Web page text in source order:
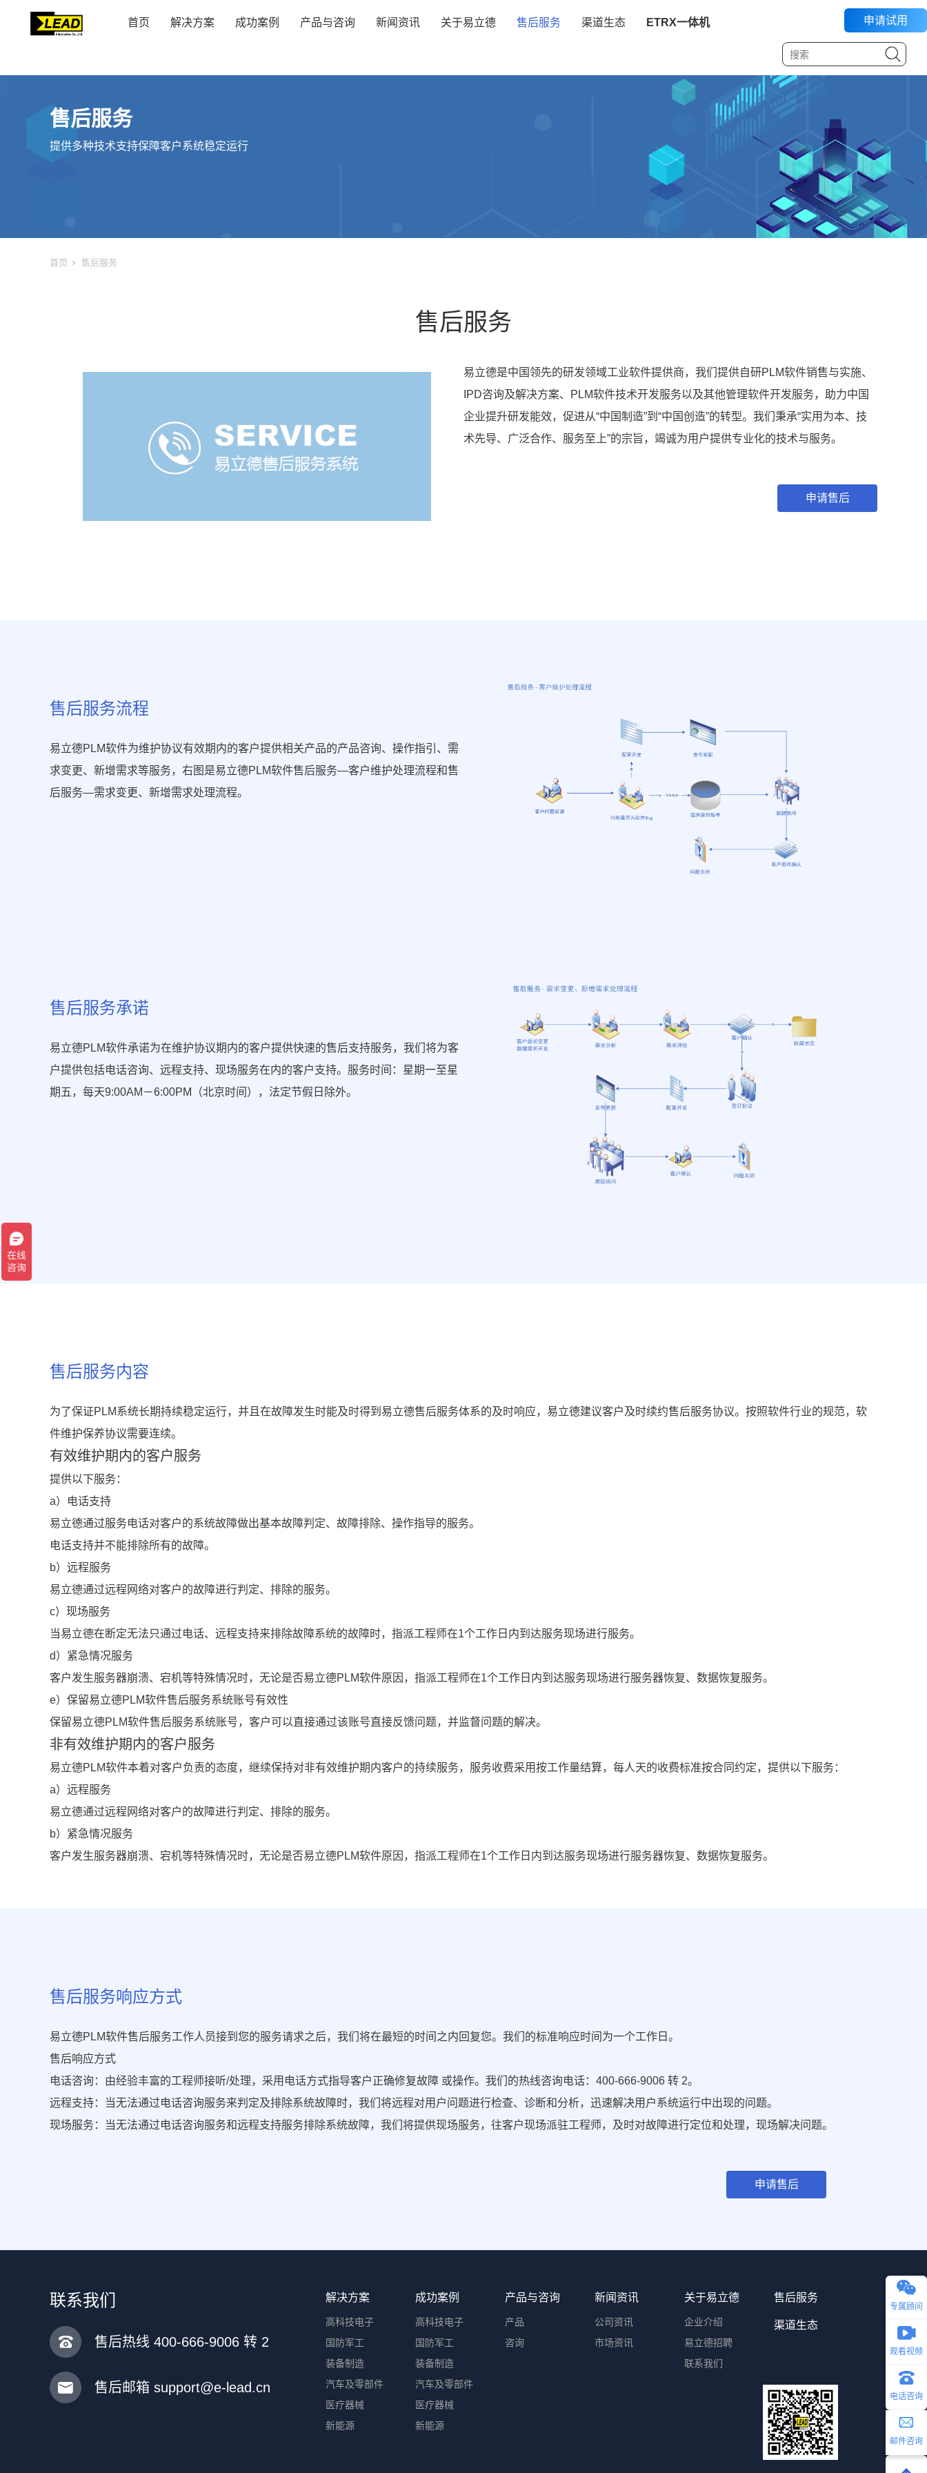
首页 解决方案 成功案例 产品与咨询 新闻资讯 关于易立德 售后服务 渠道生态 ETRX一体机 申请试用
售后服务
提供多种技术支持保障客户系统稳定运行
首页 售后服务
售后服务
易立德是中国领先的研发领域工业软件提供商，我们提供自研PLM软件销售与实施、
IPD咨询及解决方案、PLM软件技术开发服务以及其他管理软件开发服务，助力中国
企业提升研发能效，促进从“中国制造”到“中国创造”的转型。我们秉承“实用为本、技
术先导、广泛合作、服务至上”的宗旨，竭诚为用户提供专业化的技术与服务。
申请售后
售后服务流程
易立德PLM软件为维护协议有效期内的客户提供相关产品的产品咨询、操作指引、需
求变更、新增需求等服务，右图是易立德PLM软件售后服务—客户维护处理流程和售
后服务—需求变更、新增需求处理流程。
售后服务承诺
易立德PLM软件承诺为在维护协议期内的客户提供快速的售后支持服务，我们将为客
户提供包括电话咨询、远程支持、现场服务在内的客户支持。服务时间：星期一至星
期五，每天9:00AM－6:00PM（北京时间），法定节假日除外。
售后服务内容
为了保证PLM系统长期持续稳定运行，并且在故障发生时能及时得到易立德售后服务体系的及时响应，易立德建议客户及时续约售后服务协议。按照软件行业的规范，软
件维护保养协议需要连续。
有效维护期内的客户服务
提供以下服务：
a）电话支持
易立德通过服务电话对客户的系统故障做出基本故障判定、故障排除、操作指导的服务。
电话支持并不能排除所有的故障。
b）远程服务
易立德通过远程网络对客户的故障进行判定、排除的服务。
c）现场服务
当易立德在断定无法只通过电话、远程支持来排除故障系统的故障时，指派工程师在1个工作日内到达服务现场进行服务。
d）紧急情况服务
客户发生服务器崩溃、宕机等特殊情况时，无论是否易立德PLM软件原因，指派工程师在1个工作日内到达服务现场进行服务器恢复、数据恢复服务。
e）保留易立德PLM软件售后服务系统账号有效性
保留易立德PLM软件售后服务系统账号，客户可以直接通过该账号直接反馈问题，并监督问题的解决。
非有效维护期内的客户服务
易立德PLM软件本着对客户负责的态度，继续保持对非有效维护期内客户的持续服务，服务收费采用按工作量结算，每人天的收费标准按合同约定，提供以下服务：
a）远程服务
易立德通过远程网络对客户的故障进行判定、排除的服务。
b）紧急情况服务
客户发生服务器崩溃、宕机等特殊情况时，无论是否易立德PLM软件原因，指派工程师在1个工作日内到达服务现场进行服务器恢复、数据恢复服务。
售后服务响应方式
易立德PLM软件售后服务工作人员接到您的服务请求之后，我们将在最短的时间之内回复您。我们的标准响应时间为一个工作日。
售后响应方式
电话咨询：由经验丰富的工程师接听/处理，采用电话方式指导客户正确修复故障 或操作。我们的热线咨询电话：400-666-9006 转 2。
远程支持：当无法通过电话咨询服务来判定及排除系统故障时，我们将远程对用户问题进行检查、诊断和分析，迅速解决用户系统运行中出现的问题。
现场服务：当无法通过电话咨询服务和远程支持服务排除系统故障，我们将提供现场服务，往客户现场派驻工程师，及时对故障进行定位和处理，现场解决问题。
申请售后
联系我们
售后热线 400-666-9006 转 2
售后邮箱 support@e-lead.cn
解决方案
高科技电子
国防军工
装备制造
汽车及零部件
医疗器械
新能源
成功案例
高科技电子
国防军工
装备制造
汽车及零部件
医疗器械
新能源
产品与咨询
产品
咨询
新闻资讯
公司资讯
市场资讯
关于易立德
企业介绍
易立德招聘
联系我们
售后服务
渠道生态
专属顾问
观看视频
电话咨询
邮件咨询